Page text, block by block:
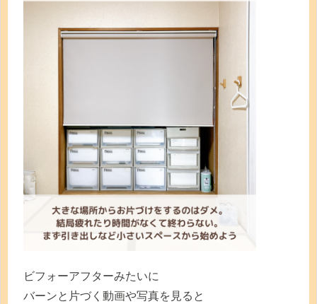
ビフォーアフターみたいに
バーンと片づく動画や写真を見ると